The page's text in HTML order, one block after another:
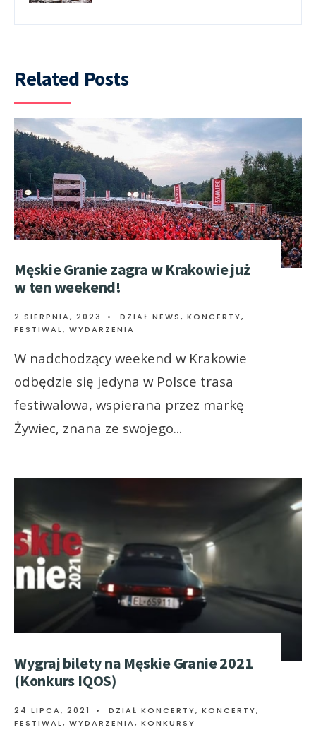
Related Posts
Męskie Granie zagra w Krakowie już
w ten weekend!
2 SIERPNIA, 2023 • DZIAŁ NEWS, KONCERTY,
FESTIWAL, WYDARZENIA
W nadchodzący weekend w Krakowie
odbędzie się jedyna w Polsce trasa
festiwalowa, wspierana przez markę
Żywiec, znana ze swojego...
Wygraj bilety na Męskie Granie 2021
(Konkurs IQOS)
24 LIPCA, 2021 • DZIAŁ KONCERTY, KONCERTY,
FESTIWAL, WYDARZENIA, KONKURSY